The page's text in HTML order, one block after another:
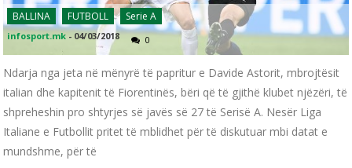
BALLINA FUTBOLL Serie A
infosport.mk - 04/03/2018 0
Ndarja nga jeta në mënyrë të papritur e Davide Astorit, mbrojtësit
italian dhe kapitenit të Fiorentinës, bëri që të gjithë klubet njëzëri, të
shpreheshin pro shtyrjes së javës së 27 të Serisë A. Nesër Liga
Italiane e Futbollit pritet të mblidhet për të diskutuar mbi datat e
mundshme, për të